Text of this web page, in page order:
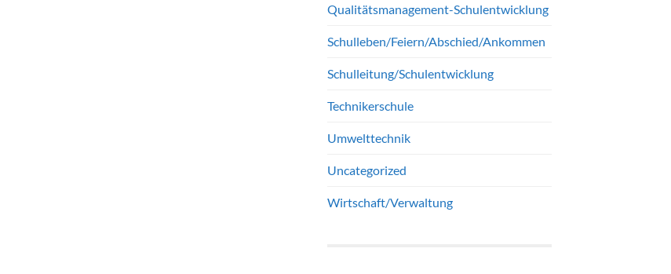
Qualitätsmanagement-Schulentwicklung
Schulleben/Feiern/Abschied/Ankommen
Schulleitung/Schulentwicklung
Technikerschule
Umwelttechnik
Uncategorized
Wirtschaft/Verwaltung